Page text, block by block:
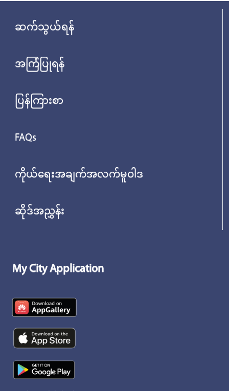
ဆက်သွယ်ရန်
အကြံပြုရန်
ပြန်ကြားစာ
FAQs
ကိုယ်ရေးအချက်အလက်မူဝါဒ
ဆိုဒ်အညွှန်း
My City Application